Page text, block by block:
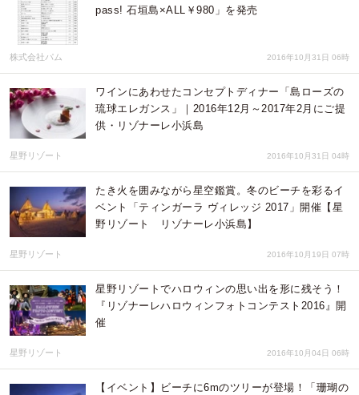
pass! 石垣島×ALL￥980」を発売
株式会社パム 2016年10月31日 06時
ワインにあわせたコンセプトディナー「島ローズの
琉球エレガンス」｜2016年12月～2017年2月にご提
供・リゾナーレ小浜島
星野リゾート 2016年10月31日 04時
たき火を囲みながら星空鑑賞。冬のビーチを彩るイ
ベント「ティンガーラ ヴィレッジ 2017」開催【星
野リゾート リゾナーレ小浜島】
星野リゾート 2016年10月19日 07時
星野リゾートでハロウィンの思い出を形に残そう！
『リゾナーレハロウィンフォトコンテスト2016』開
催
星野リゾート 2016年10月04日 06時
【イベント】ビーチに6mのツリーが登場！「珊瑚の